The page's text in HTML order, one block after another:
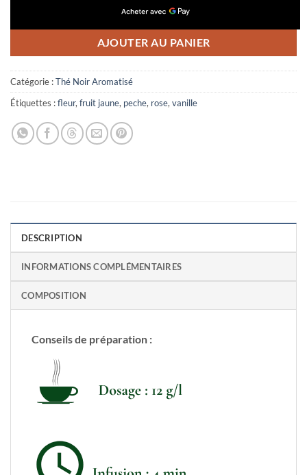
AJOUTER AU PANIER
Catégorie :Thé Noir Aromatisé
Étiquettes :fleur, fruit jaune, peche, rose, vanille
DESCRIPTION
INFORMATIONS COMPLÉMENTAIRES
COMPOSITION
Conseils de préparation :